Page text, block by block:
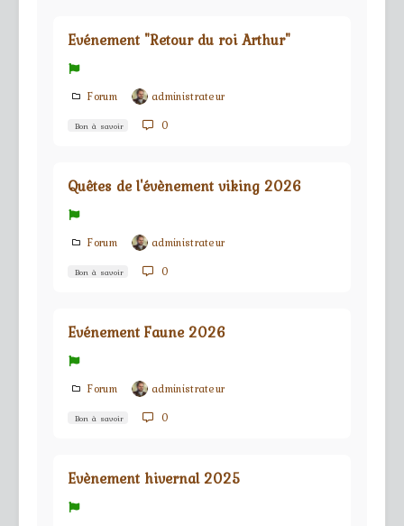
Evénement "Retour du roi Arthur"
Forum administrateur
Bon à savoir 0
Quêtes de l'évènement viking 2026
Forum administrateur
Bon à savoir 0
Evénement Faune 2026
Forum administrateur
Bon à savoir 0
Evènement hivernal 2025